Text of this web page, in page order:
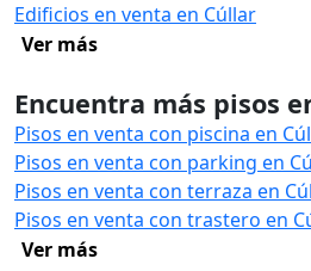
Edificios en venta en Cúllar
Ver más
Encuentra más pisos
Pisos en venta con piscina en
Pisos en venta con parking en
Pisos en venta con terraza en
Pisos en venta con trastero en
Ver más